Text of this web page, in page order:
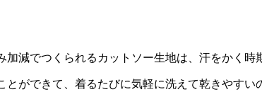
加減でつくられるカットソー生地は、汗をかく
とができて、着るたびに気軽に洗えて乾きやすい